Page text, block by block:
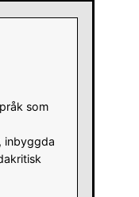
som
inbyggda